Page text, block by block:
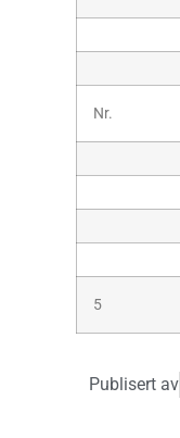
Nr.
5
Publisert av